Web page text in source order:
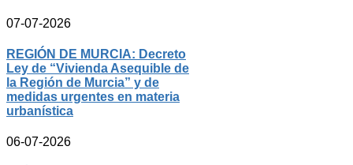
07-07-2026
REGIÓN DE MURCIA: Decreto
Ley de “Vivienda Asequible de
la Región de Murcia” y de
medidas urgentes en materia
urbanística
06-07-2026